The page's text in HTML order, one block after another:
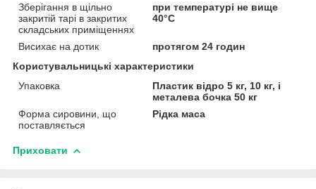
Зберігання в щільно
закритій тарі в закритих
складських приміщеннях
при температурі не вище
40°С
Висихає на дотик
протягом 24 годин
Користувальницькі характеристики
Упаковка
Пластик відро 5 кг, 10 кг, і
металева бочка 50 кг
Форма сировини, що
поставляється
Рідка маса
Приховати